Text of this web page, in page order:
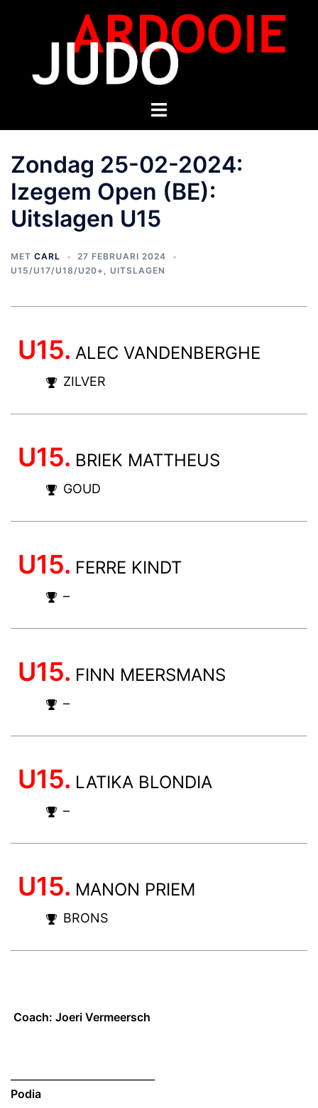
Zondag 25-02-2024:
Izegem Open (BE):
Uitslagen U15
MET CARL
27 FEBRUARI 2024
U15/U17/U18/U20+ , UITSLAGEN
U15. ALEC VANDENBERGHE
ZILVER
U15. BRIEK MATTHEUS
GOUD
U15. FERRE KINDT
–
U15. FINN MEERSMANS
–
U15. LATIKA BLONDIA
–
U15. MANON PRIEM
BRONS
Coach: Joeri Vermeersch
Podia